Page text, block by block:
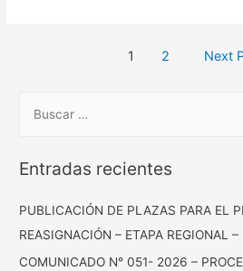
1 2 Next
c
Entradas recientes
PUBLICACIÓN DE PLAZAS PARA EL
REASIGNACIÓN – ETAPA REGIONAL
COMUNICADO N° 051- 2026 –